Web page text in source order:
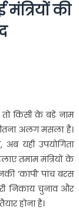
की
किसी के बड़े नाम
अलग मसला है।
अब यही उपयोगिता
तमाम मंत्रियों के
‘कापी’ पांच बरस
निकाय चुनाव और
होना है।